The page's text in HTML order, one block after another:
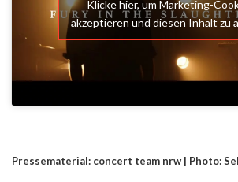
Klicke hier, um Marketing-
akzeptieren und diesen Inhalt zu
Pressematerial: concert team nrw | Photo: